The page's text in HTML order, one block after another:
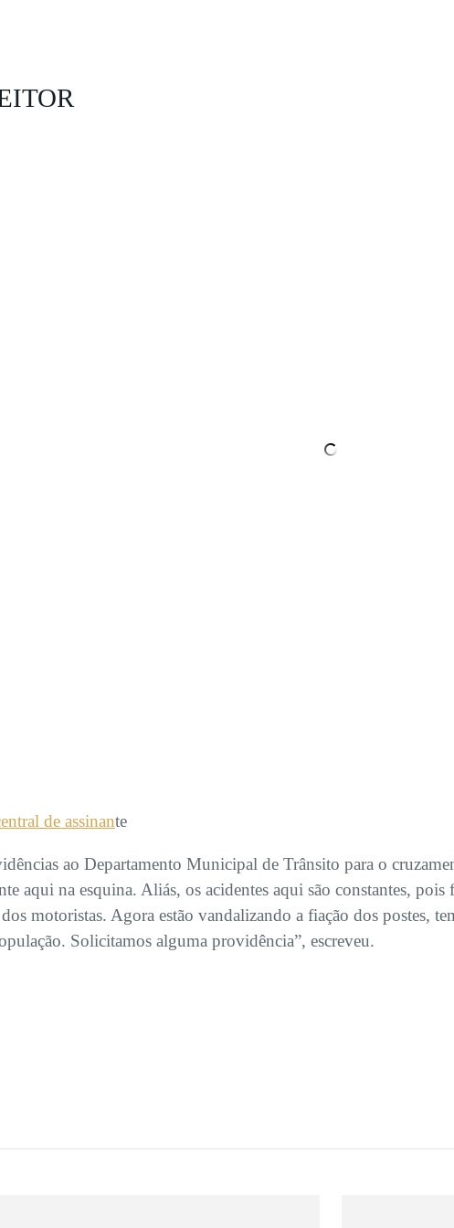
de assinante
ao Departamento Municipal de Trânsito para o
aqui na esquina. Aliás, os acidentes aqui são constantes, pois
motoristas. Agora estão vandalizando a fiação dos postes,
Solicitamos alguma providência”, escreveu.